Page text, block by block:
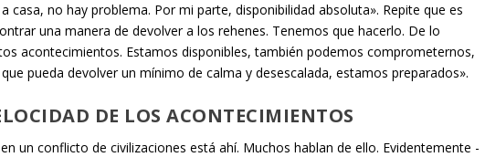
casa, no hay problema. Por mi parte, disponibilidad absoluta». Repite que es
una manera de devolver a los rehenes. Tenemos que hacerlo. De lo
acontecimientos. Estamos disponibles, también podemos comprometernos,
pueda devolver un mínimo de calma y desescalada, estamos preparados».
DE LOS ACONTECIMIENTOS
un conflicto de civilizaciones está ahí. Muchos hablan de ello. Evidentemente -